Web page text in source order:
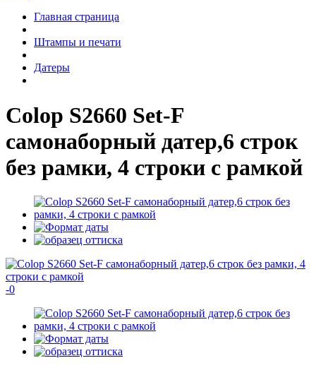
Главная страница
Штампы и печати
Датеры
Colop S2660 Set-F
самонаборный датер,6 строк
без рамки, 4 строки с рамкой
-0